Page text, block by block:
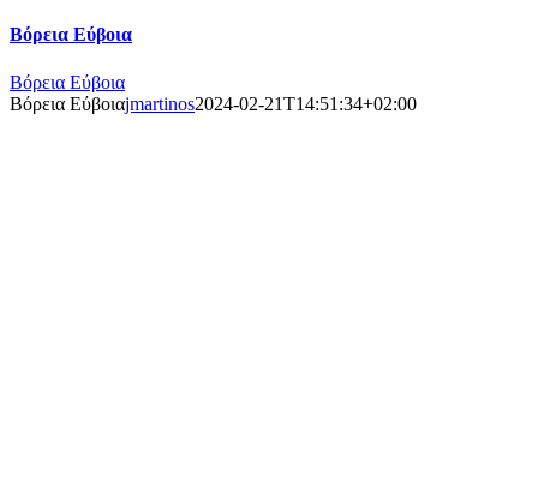
Βόρεια Εύβοια
Βόρεια Εύβοια
Βόρεια Εύβοιαjmartinos2024-02-21T14:51:34+02:00